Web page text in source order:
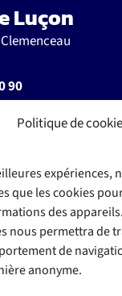
Politique de
expériences,
que les cookies
des
nous permettra de
de
anonyme.
Luçon
90
à télécharger
intérieur